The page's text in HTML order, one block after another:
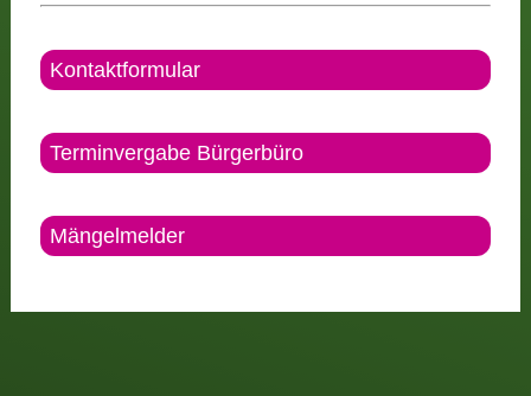
Kontaktformular
Terminvergabe Bürgerbüro
Mängelmelder